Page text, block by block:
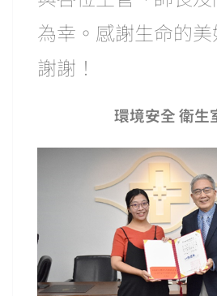
為幸。感謝生命的美
謝謝！
環境安全 衛生